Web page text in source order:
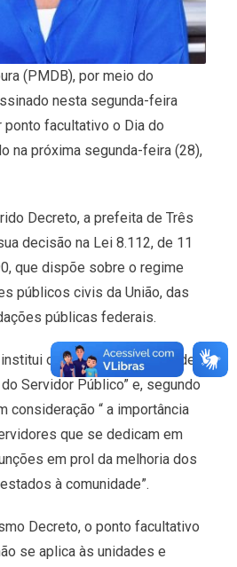
(PMDB), por meio do
nesta segunda-feira
ponto facultativo o Dia do
na próxima segunda-feira (28),
Decreto, a prefeita de Três
decisão na Lei 8.112, de 11
que dispõe sobre o regime
públicos civis da União, das
públicas federais.
oficialmente o dia 28 de
Servidor Público” e, segundo
consideração “ a importância
que se dedicam em
em prol da melhoria dos
à comunidade”.
Decreto, o ponto facultativo
se aplica às unidades e